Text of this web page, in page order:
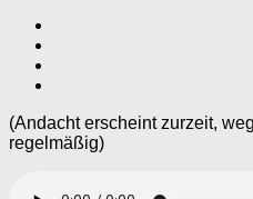
(Andacht erscheint zurzeit,
regelmäßig)